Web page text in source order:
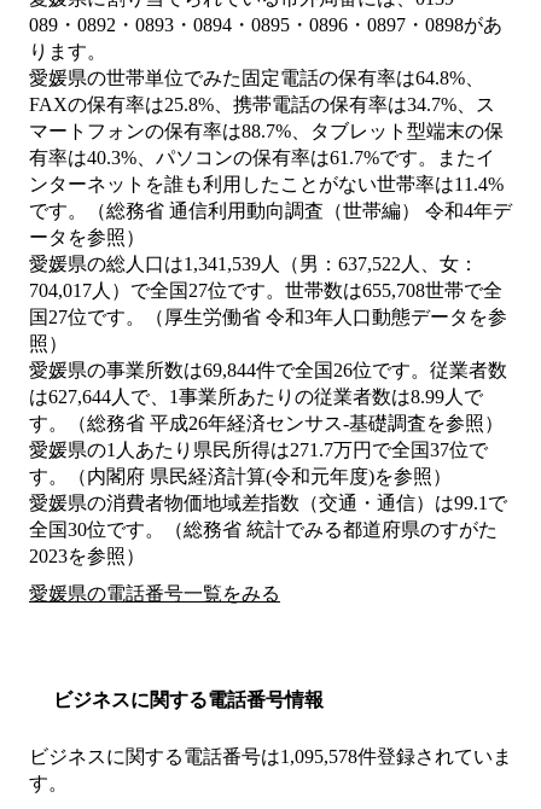
089・0892・0893・0894・0895・0896・0897・0898があ
ります。
愛媛県の世帯単位でみた固定電話の保有率は64.8%、
FAXの保有率は25.8%、携帯電話の保有率は34.7%、ス
マートフォンの保有率は88.7%、タブレット型端末の保
有率は40.3%、パソコンの保有率は61.7%です。またイ
ンターネットを誰も利用したことがない世帯率は11.4%
です。（総務省 通信利用動向調査（世帯編） 令和4年デ
ータを参照）
愛媛県の総人口は1,341,539人（男：637,522人、女：
704,017人）で全国27位です。世帯数は655,708世帯で全
国27位です。（厚生労働省 令和3年人口動態データを参
照）
愛媛県の事業所数は69,844件で全国26位です。従業者数
は627,644人で、1事業所あたりの従業者数は8.99人で
す。（総務省 平成26年経済センサス‐基礎調査を参照）
愛媛県の1人あたり県民所得は271.7万円で全国37位で
す。（内閣府 県民経済計算(令和元年度)を参照）
愛媛県の消費者物価地域差指数（交通・通信）は99.1で
全国30位です。（総務省 統計でみる都道府県のすがた
2023を参照）
愛媛県の電話番号一覧をみる
ビジネスに関する電話番号情報
ビジネスに関する電話番号は1,095,578件登録されていま
す。